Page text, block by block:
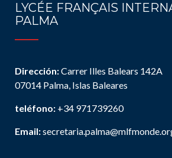
LYCÉE FRANÇAIS
PALMA
Dirección:Carrer Illes Balears 142A
07014 Palma, Islas Baleares
teléfono: +34 971739260
Email: